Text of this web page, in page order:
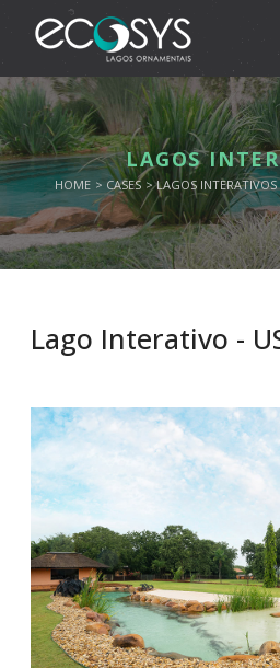
LAGOS
HOME CASES LAGOS INTERATIVOS
Lago Interativo -